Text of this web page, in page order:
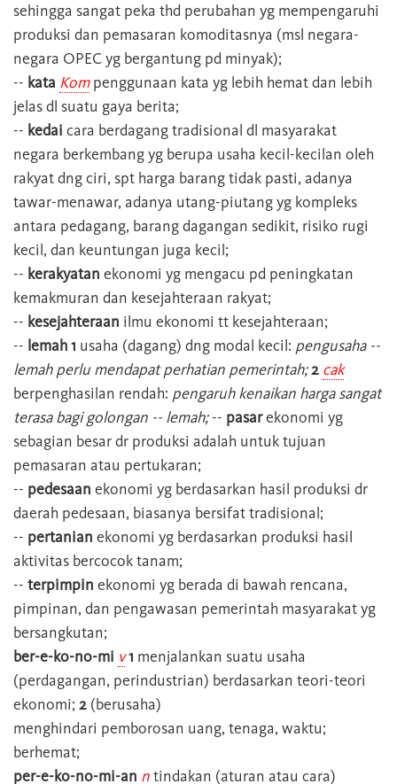
sehingga sangat peka thd perubahan yg mempengaruhi
produksi dan pemasaran komoditasnya (msl negara-
negara OPEC yg bergantung pd minyak);
-- kata Kompenggunaan kata yg lebih hemat dan lebih
jelas dl suatu gaya berita;
-- kedai cara berdagang tradisional dl masyarakat
negara berkembang yg berupa usaha kecil-kecilan oleh
rakyat dng ciri, spt harga barang tidak pasti, adanya
tawar-menawar, adanya utang-piutang yg kompleks
antara pedagang, barang dagangan sedikit, risiko rugi
kecil, dan keuntungan juga kecil;
-- kerakyatan ekonomi yg mengacu pd peningkatan
kemakmuran dan kesejahteraan rakyat;
-- kesejahteraan ilmu ekonomi tt kesejahteraan;
-- lemah 1 usaha (dagang) dng modal kecil: pengusaha --
lemah perlu mendapat perhatian pemerintah;2 cak
berpenghasilan rendah: pengaruh kenaikan harga sangat
terasa bagi golongan -- lemah;-- pasarekonomi yg
sebagian besar dr produksi adalah untuk tujuan
pemasaran atau pertukaran;
-- pedesaan ekonomi yg berdasarkan hasil produksi dr
daerah pedesaan, biasanya bersifat tradisional;
-- pertanian ekonomi yg berdasarkan produksi hasil
aktivitas bercocok tanam;
-- terpimpin ekonomi yg berada di bawah rencana,
pimpinan, dan pengawasan pemerintah masyarakat yg
bersangkutan;
ber-e-ko-no-mi v1 menjalankan suatu usaha
(perdagangan, perindustrian) berdasarkan teori-teori
ekonomi; 2 (berusaha)
menghindari pemborosan uang, tenaga, waktu;
berhemat;
per-e-ko-no-mi-an ntindakan (aturan atau cara)